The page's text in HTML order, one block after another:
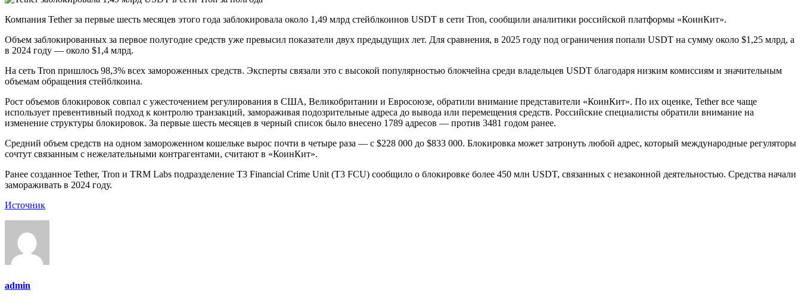
Компания Tether за первые шесть месяцев этого года заблокировала около 1,49 млрд стейблкоинов USDT в сети Tron, сообщили аналитики российской платформы «КоинКит».
Объем заблокированных за первое полугодие средств уже превысил показатели двух предыдущих лет. Для сравнения, в 2025 году под ограничения попали USDT на сумму около $1,25 млрд, а
в 2024 году — около $1,4 млрд.
На сеть Tron пришлось 98,3% всех замороженных средств. Эксперты связали это с высокой популярностью блокчейна среди владельцев USDT благодаря низким комиссиям и значительным
объемам обращения стейблкоина.
Рост объемов блокировок совпал с ужесточением регулирования в США, Великобритании и Евросоюзе, обратили внимание представители «КоинКит». По их оценке, Tether все чаще
использует превентивный подход к контролю транзакций, замораживая подозрительные адреса до вывода или перемещения средств. Российские специалисты обратили внимание на
изменение структуры блокировок. За первые шесть месяцев в черный список было внесено 1789 адресов — против 3481 годом ранее.
Средний объем средств на одном замороженном кошельке вырос почти в четыре раза — с $228 000 до $833 000. Блокировка может затронуть любой адрес, который международные регуляторы
сочтут связанным с нежелательными контрагентами, считают в «КоинКит».
Ранее созданное Tether, Tron и TRM Labs подразделение T3 Financial Crime Unit (T3 FCU) сообщило о блокировке более 450 млн USDT, связанных с незаконной деятельностью. Средства начали
замораживать в 2024 году.
Источник
admin